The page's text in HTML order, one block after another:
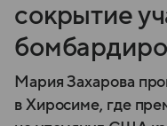
сокрытие
Мария Захарова
в Хиросиме, где